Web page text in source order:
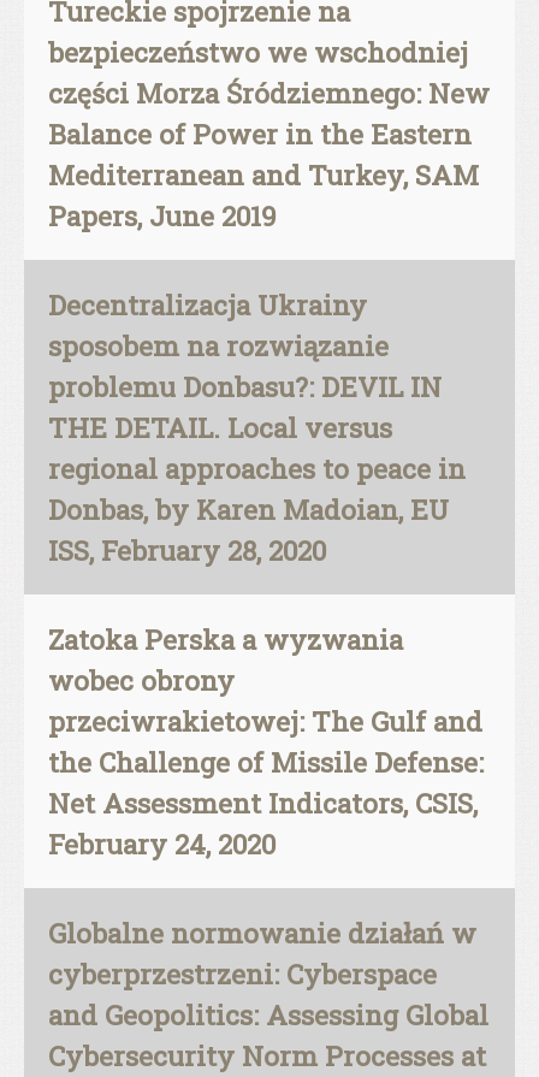
Tureckie spojrzenie na
bezpieczeństwo we wschodniej
części Morza Śródziemnego: New
Balance of Power in the Eastern
Mediterranean and Turkey, SAM
Papers, June 2019
Decentralizacja Ukrainy
sposobem na rozwiązanie
problemu Donbasu?: DEVIL IN
THE DETAIL. Local versus
regional approaches to peace in
Donbas, by Karen Madoian, EU
ISS, February 28, 2020
Zatoka Perska a wyzwania
wobec obrony
przeciwrakietowej: The Gulf and
the Challenge of Missile Defense:
Net Assessment Indicators, CSIS,
February 24, 2020
Globalne normowanie działań w
cyberprzestrzeni: Cyberspace
and Geopolitics: Assessing Global
Cybersecurity Norm Processes at